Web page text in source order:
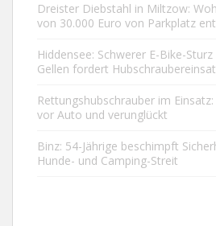
Dreister Diebstahl in Miltzow:
von 30.000 Euro von Parkplatz
Hiddensee: Schwerer E-Bike-
Gellen fordert
Rettungshubschrauber im
vor Auto und verunglückt
Binz: 54-Jährige beschimpft
Hunde- und Camping-Streit